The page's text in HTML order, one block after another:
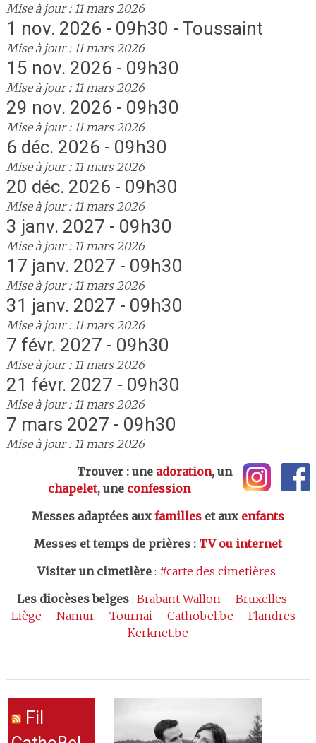
Mise à jour : 11 mars 2026
1 nov. 2026 - 09h30 - Toussaint
Mise à jour : 11 mars 2026
15 nov. 2026 - 09h30
Mise à jour : 11 mars 2026
29 nov. 2026 - 09h30
Mise à jour : 11 mars 2026
6 déc. 2026 - 09h30
Mise à jour : 11 mars 2026
20 déc. 2026 - 09h30
Mise à jour : 11 mars 2026
3 janv. 2027 - 09h30
Mise à jour : 11 mars 2026
17 janv. 2027 - 09h30
Mise à jour : 11 mars 2026
31 janv. 2027 - 09h30
Mise à jour : 11 mars 2026
7 févr. 2027 - 09h30
Mise à jour : 11 mars 2026
21 févr. 2027 - 09h30
Mise à jour : 11 mars 2026
7 mars 2027 - 09h30
Mise à jour : 11 mars 2026
Trouver : une adoration, un
chapelet, une confession
Messes adaptées aux familleset aux enfants
Messes et temps de prières: TV ou internet
Visiter un cimetière: #carte des cimetières
Les diocèses belges: Brabant Wallon – Bruxelles –
Liège – Namur– Tournai – Cathobel.be – Flandres –
Kerknet.be
Fil